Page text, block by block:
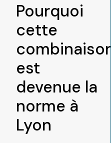
Pourquoi
cette
combinaison
est
devenue la
norme à
Lyon